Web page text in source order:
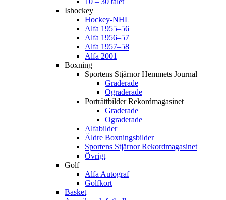
Ishockey
Hockey-NHL
Alfa 1955–56
Alfa 1956–57
Alfa 1957–58
Alfa 2001
Boxning
Sportens Stjärnor Hemmets Journal
Graderade
Ograderade
Porträttbilder Rekordmagasinet
Graderade
Ograderade
Alfabilder
Äldre Boxningsbilder
Sportens Stjärnor Rekordmagasinet
Övrigt
Golf
Alfa Autograf
Golfkort
Basket